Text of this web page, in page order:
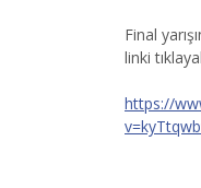
Final
linki
https://